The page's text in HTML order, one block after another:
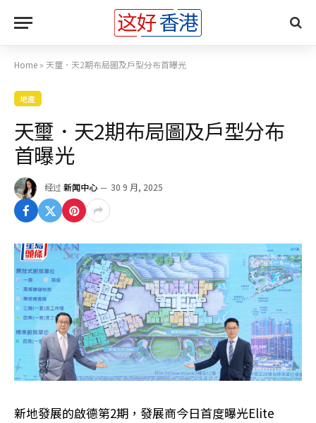
Home » 天璽．天2期布局圖及戶型分布首曝光
地產
天璽．天2期布局圖及戶型分布
首曝光
经过 新闻中心 30 9 月, 2025
新地發展的啟德第2期，發展商今日首度曝光Elite